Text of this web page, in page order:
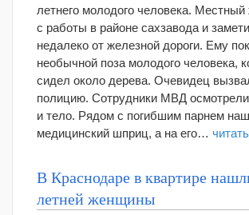
летнего молодого человека.
с работы в районе сахзавода и
недалеко от железной дороги. Ему
необычной поза молодого человека,
сидел около дерева. Очевидец
полицию. Сотрудники МВД
и тело. Рядом с погибшим парнем
медицинский шприц, а на его…
В Краснодаре в квартире
летней женщины